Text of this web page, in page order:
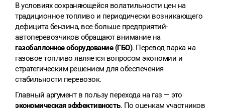
В условиях сохраняющейся волатильности цен на
традиционное топливо и периодически возникающего
дефицита бензина, все больше предприятий-
автоперевозчиков обращают внимание на
газобаллонное оборудование (ГБО). Перевод парка на
газовое топливо является вопросом экономии и
стратегическим решением для обеспечения
стабильности перевозок.
Главный аргумент в пользу перехода на газ — это
экономическая эффективность. По оценкам участников